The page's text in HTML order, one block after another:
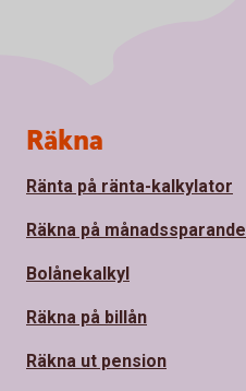
Sidfot
Räkna
Ränta på ränta-kalkylator
Räkna på månadssparande
Bolånekalkyl
Räkna på billån
Räkna ut pension